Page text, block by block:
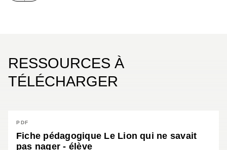
RESSOURCES À
TÉLÉCHARGER
PDF
Fiche pédagogique Le Lion qui ne savait
pas nager - élève